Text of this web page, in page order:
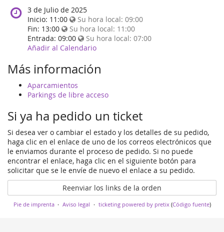
When
does
the
event
happen?
3 de Julio de 2025
Inicio: 11:00 Su hora local: 09:00
Fin: 13:00 Su hora local: 11:00
Entrada: 09:00 Su hora local: 07:00
Añadir al Calendario
Más información
Aparcamientos
Parkings de libre acceso
Si ya ha pedido un ticket
Si desea ver o cambiar el estado y los detalles de su pedido,
haga clic en el enlace de uno de los correos electrónicos que
le enviamos durante el proceso de pedido. Si no puede
encontrar el enlace, haga clic en el siguiente botón para
solicitar que se le envíe de nuevo el enlace a su pedido.
Reenviar los links de la orden
Pie de imprenta Aviso legal ticketing powered by pretix(Código fuente)